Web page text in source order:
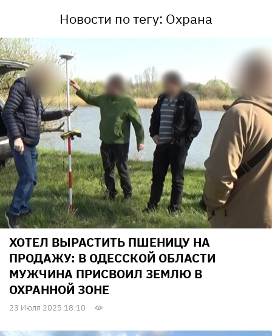
Новости по тегу: Охрана
ХОТЕЛ ВЫРАСТИТЬ ПШЕНИЦУ НА
ПРОДАЖУ: В ОДЕССКОЙ ОБЛАСТИ
МУЖЧИНА ПРИСВОИЛ ЗЕМЛЮ В
ОХРАННОЙ ЗОНЕ
23 Июля 2025 18:10